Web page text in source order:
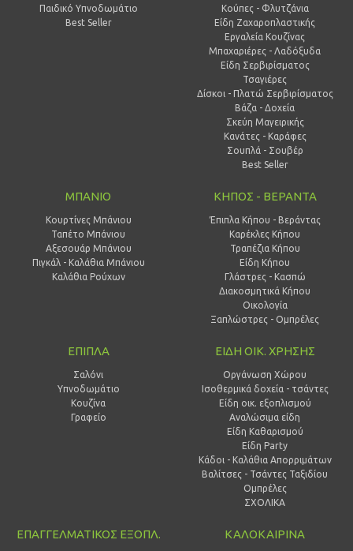
Παιδικό Υπνοδωμάτιο
Best Seller
Κούπες - Φλυτζάνια
Είδη Ζαχαροπλαστικής
Εργαλεία Κουζίνας
Μπαχαριέρες - Λαδόξυδα
Είδη Σερβιρίσματος
Τσαγιέρες
Δίσκοι - Πλατώ Σερβιρίσματος
Βάζα - Δοχεία
Σκεύη Μαγειρικής
Κανάτες - Καράφες
Σουπλά - Σουβέρ
Best Seller
ΜΠΑΝΙΟ
Κουρτίνες Μπάνιου
Ταπέτο Μπάνιου
Αξεσουάρ Μπάνιου
Πιγκάλ - Καλάθια Μπάνιου
Καλάθια Ρούχων
ΚΗΠΟΣ - ΒΕΡΑΝΤΑ
Έπιπλα Κήπου - Βεράντας
Καρέκλες Κήπου
Τραπέζια Κήπου
Είδη Κήπου
Γλάστρες - Κασπώ
Διακοσμητικά Κήπου
Οικολογία
Ξαπλώστρες - Ομπρέλες
ΕΠΙΠΛΑ
Σαλόνι
Υπνοδωμάτιο
Κουζίνα
Γραφείο
ΕΙΔΗ ΟΙΚ. ΧΡΗΣΗΣ
Οργάνωση Χώρου
Ισοθερμικά δοχεία - τσάντες
Είδη οικ. εξοπλισμού
Αναλώσιμα είδη
Είδη Καθαρισμού
Είδη Party
Κάδοι - Καλάθια Απορριμάτων
Βαλίτσες - Τσάντες Ταξιδίου
Ομπρέλες
ΣΧΟΛΙΚΑ
ΕΠΑΓΓΕΛΜΑΤΙΚΟΣ ΕΞΟΠΛ. ΚΑΛΟΚΑΙΡΙΝΑ